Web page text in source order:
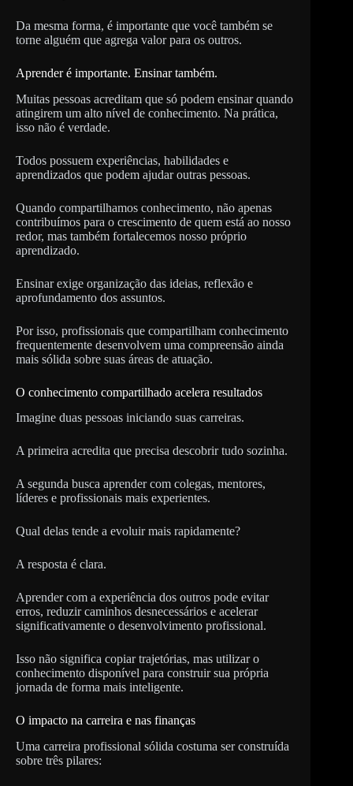
Da mesma forma, é importante que você também se
torne alguém que agrega valor para os outros.
Aprender é importante. Ensinar também.
Muitas pessoas acreditam que só podem ensinar quando
atingirem um alto nível de conhecimento. Na prática,
isso não é verdade.
Todos possuem experiências, habilidades e
aprendizados que podem ajudar outras pessoas.
Quando compartilhamos conhecimento, não apenas
contribuímos para o crescimento de quem está ao nosso
redor, mas também fortalecemos nosso próprio
aprendizado.
Ensinar exige organização das ideias, reflexão e
aprofundamento dos assuntos.
Por isso, profissionais que compartilham conhecimento
frequentemente desenvolvem uma compreensão ainda
mais sólida sobre suas áreas de atuação.
O conhecimento compartilhado acelera resultados
Imagine duas pessoas iniciando suas carreiras.
A primeira acredita que precisa descobrir tudo sozinha.
A segunda busca aprender com colegas, mentores,
líderes e profissionais mais experientes.
Qual delas tende a evoluir mais rapidamente?
A resposta é clara.
Aprender com a experiência dos outros pode evitar
erros, reduzir caminhos desnecessários e acelerar
significativamente o desenvolvimento profissional.
Isso não significa copiar trajetórias, mas utilizar o
conhecimento disponível para construir sua própria
jornada de forma mais inteligente.
O impacto na carreira e nas finanças
Uma carreira profissional sólida costuma ser construída
sobre três pilares: